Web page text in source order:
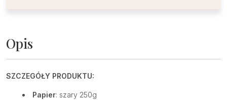
Opis
SZCZEGÓŁY PRODUKTU:
Papier: szary 250g